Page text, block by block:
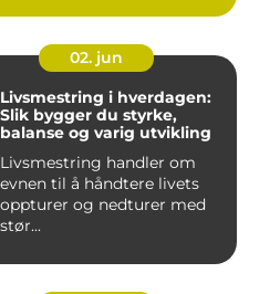
02. jun
Livsmestring i hverdagen:
Slik bygger du styrke,
balanse og varig utvikling
Livsmestring handler om
evnen til å håndtere livets
oppturer og nedturer med
stør...